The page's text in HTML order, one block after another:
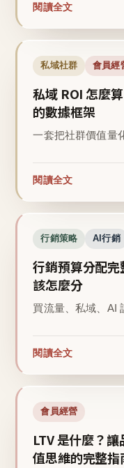
閱讀全文
私域社群 會員經
私域 ROI 怎麼
的數據框架
一套把社群價值量
閱讀全文
行銷策略 AI行銷
行銷預算分配
該怎麼分
買流量、私域、AI
閱讀全文
會員經營
LTV 是什麼？
值思維的完整指